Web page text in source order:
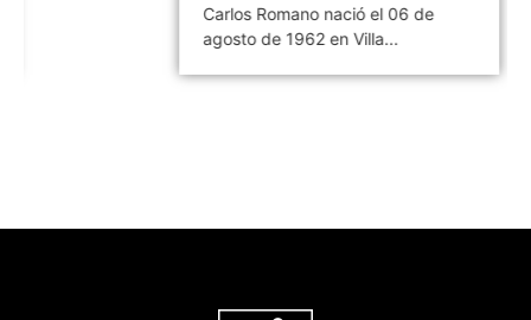
Carlos Romano nació el 06 de
agosto de 1962 en Villa...